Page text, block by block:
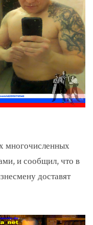
многочисленных
и сообщил, что в
доставят